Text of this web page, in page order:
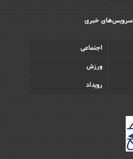
سرویس‌های خبری
اجتماعی
ورزش
رویداد